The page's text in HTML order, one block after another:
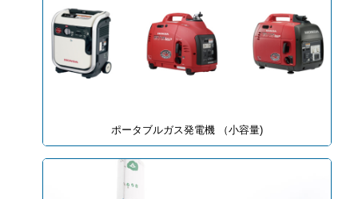
ポータブルガス発電機 （小容量)